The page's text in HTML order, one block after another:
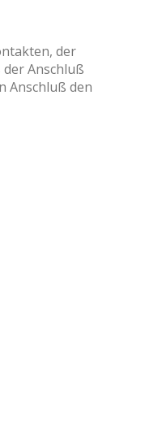
der
Anschluß
Anschluß den